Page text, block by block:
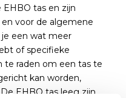
tas en zijn
voor de algemene
een wat meer
of specifieke
te raden om een tas te
kan worden,
EHBO tas leeg zijn